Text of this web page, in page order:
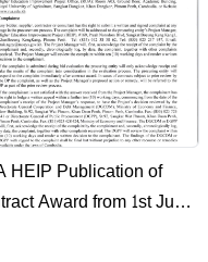
HEIP Publication of
Award from 1st June